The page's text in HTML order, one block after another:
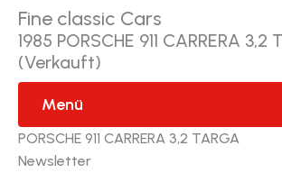
Fine classic Cars
1985 PORSCHE 911 CARRERA 3,2
(Verkauft)
Menü
PORSCHE 911 CARRERA 3,2 TARGA
Newsletter